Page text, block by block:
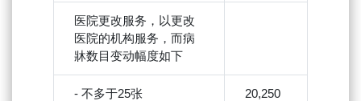
医院更改服务，以更改
医院的机构服务，而病
牀数目变动幅度如下
- 不多于25张 20,250